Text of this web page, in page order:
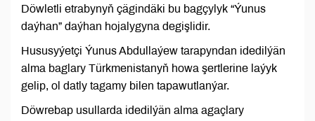
Döwletli etrabynyň çägindäki bu bagçylyk “Ýunus
daýhan” daýhan hojalygyna degişlidir.
Hususyýetçi Ýunus Abdullaýew tarapyndan idedilýän
alma baglary Türkmenistanyň howa şertlerine laýyk
gelip, ol datly tagamy bilen tapawutlanýar.
Döwrebap usullarda idedilýän alma agaçlary